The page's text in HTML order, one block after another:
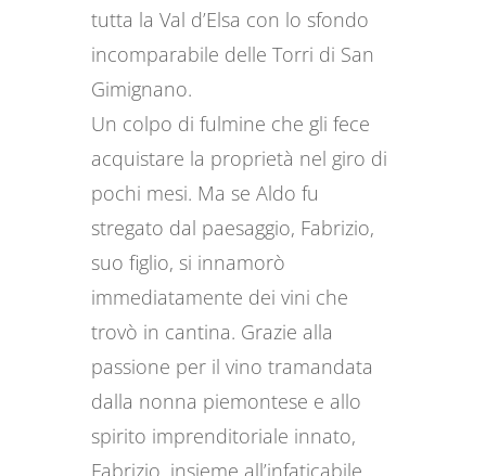
tutta la Val d’Elsa con lo sfondo
incomparabile delle Torri di San
Gimignano.
Un colpo di fulmine che gli fece
acquistare la proprietà nel giro di
pochi mesi. Ma se Aldo fu
stregato dal paesaggio, Fabrizio,
suo figlio, si innamorò
immediatamente dei vini che
trovò in cantina. Grazie alla
passione per il vino tramandata
dalla nonna piemontese e allo
spirito imprenditoriale innato,
Fabrizio, insieme all’infaticabile